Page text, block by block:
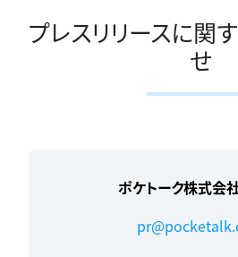
プレスリリースに関
せ
ポケトーク株式